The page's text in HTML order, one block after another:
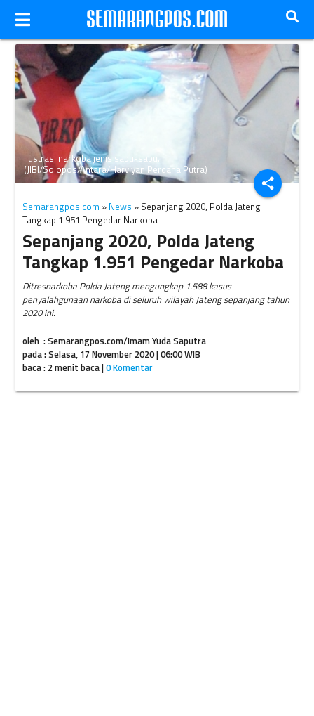
share
ilustrasi narkoba jenis sabu-sabu.
(JIBI/Solopos/Antara/Harviyan Perdana Putra)
Semarangpos.com » News » Sepanjang 2020, Polda Jateng
Tangkap 1.951 Pengedar Narkoba
Sepanjang 2020, Polda Jateng
Tangkap 1.951 Pengedar Narkoba
Ditresnarkoba Polda Jateng mengungkap 1.588 kasus
penyalahgunaan narkoba di seluruh wilayah Jateng sepanjang tahun
2020 ini.
oleh : Semarangpos.com/Imam Yuda Saputra
pada : Selasa, 17 November 2020 | 06:00 WIB
baca : 2 menit baca |0 Komentar